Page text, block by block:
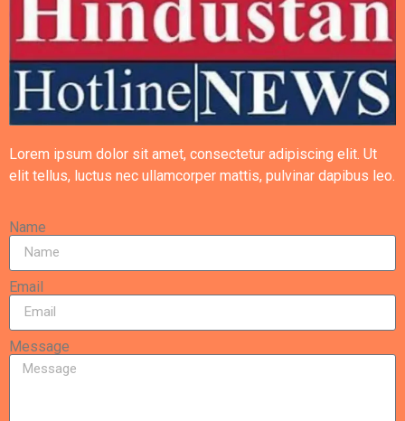
Lorem ipsum dolor sit amet, consectetur adipiscing elit. Ut
elit tellus, luctus nec ullamcorper mattis, pulvinar dapibus leo.
Name
Email
Message